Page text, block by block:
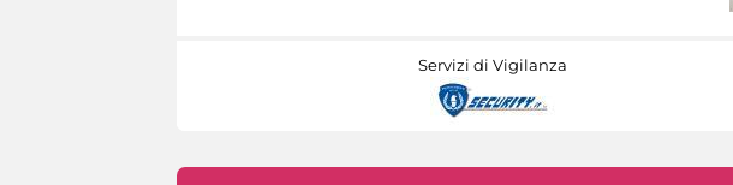
Servizi di Vigilanza